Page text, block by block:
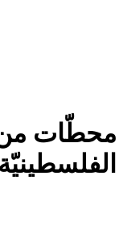
محطّات من
الفلسطينيّة